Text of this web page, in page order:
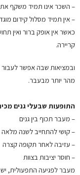
– השכר אינו תמיד משקף
– אין תמיד מסלול קידום
כאשר אין אופק ברור ואין
קריירה.
ובמציאות שבה אפשר
מהר יותר מבעבר.
התופעות שבעלי גנים
– מעבר תכוף בין גנים
– קושי להתחייב לשנה מלאה
– עזיבה לאחר תקופה קצרה
– חוסר יציבות בצוות
מעבר לפגיעה התפעולית, יש